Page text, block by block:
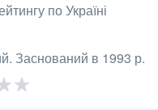
по Україні
Заснований в 1993 р.